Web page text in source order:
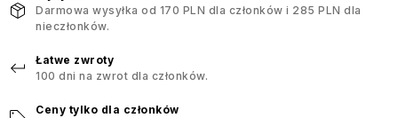
Darmowa wysyłka od 170 PLN dla członków i 285 PLN dla
nieczłonków.
Łatwe zwroty
100 dni na zwrot dla członków.
Ceny tylko dla członków